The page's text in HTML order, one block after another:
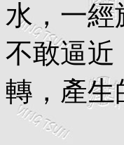
水，一經
不敢逼近
轉，產生